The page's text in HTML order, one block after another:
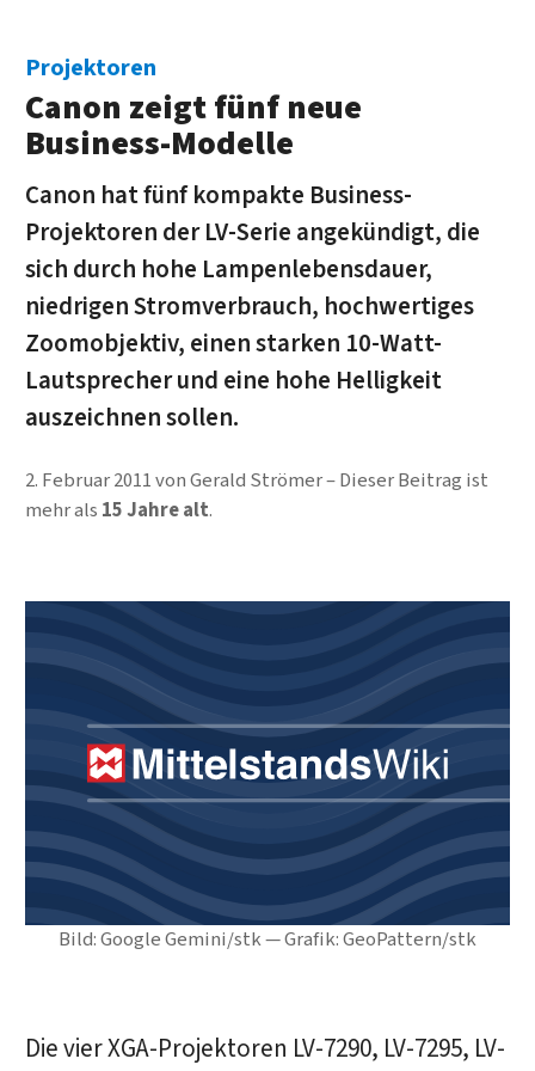
Bild: Google Gemini/stk — Grafik: GeoPattern/stk
Projektoren
Canon zeigt fünf neue
Business-Modelle
Canon hat fünf kompakte Business-
Projektoren der LV-Serie angekündigt, die
sich durch hohe Lampenlebensdauer,
niedrigen Stromverbrauch, hochwertiges
Zoomobjektiv, einen starken 10-Watt-
Lautsprecher und eine hohe Helligkeit
auszeichnen sollen.
2. Februar 2011vonGerald Strömer
Dieser Beitrag ist
mehr als 15 Jahre alt.
Die vier XGA-Projektoren LV-7290, LV-7295, LV-